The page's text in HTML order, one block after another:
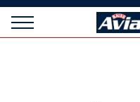
Raids
Panneau de gestion des